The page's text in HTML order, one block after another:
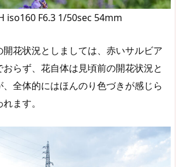
iso160 F6.3 1/50sec 54mm
花状況としましては、赤いサルビア
らず、花自体は見頃前の開花状況と
全体的にはほんのり色づきが感じら
ます。